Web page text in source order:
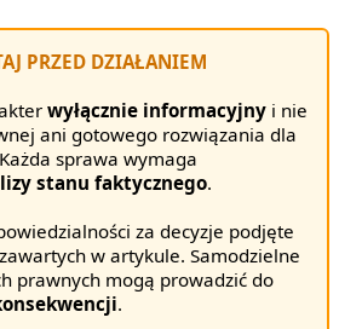
PRZED DZIAŁANIEM
wyłącznie informacyjny i nie
ani gotowego rozwiązania dla
sprawa wymaga
stanu faktycznego.
za decyzje podjęte
w artykule. Samodzielne
prawnych mogą prowadzić do
.